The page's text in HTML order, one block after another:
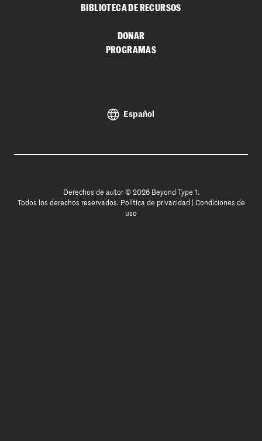
BIBLIOTECA DE RECURSOS
DONAR
PROGRAMAS
Español
Derechos de autor © 2026 Beyond Type 1.
Todos los derechos reservados. Política de privacidad
Condiciones de
uso